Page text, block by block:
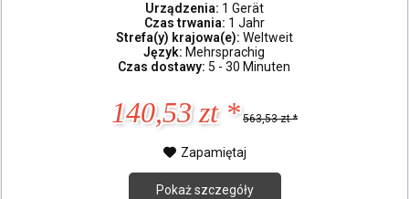
Urządzenia: 1 Gerät
Czas trwania: 1 Jahr
Strefa(y) krajowa(e): Weltweit
Język: Mehrsprachig
Czas dostawy: 5 - 30 Minuten
140,53 zt * 563,53 zt *
Zapamiętaj
Pokaż szczegóły